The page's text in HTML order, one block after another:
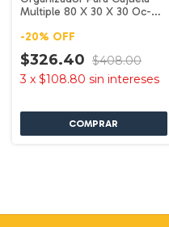
Multiple 80 X 30 X 30 Oc-80
-20% OFF
$326.40 $408.00
3 x $108.80 sin intereses